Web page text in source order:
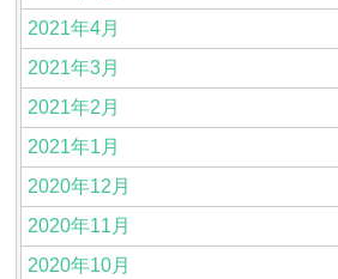
2021年4月
2021年3月
2021年2月
2021年1月
2020年12月
2020年11月
2020年10月